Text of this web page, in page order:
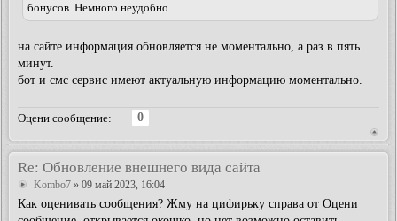
бонусов. Немного неудобно
на сайте информация обновляется не моментально, а раз в пять
минут.
бот и смс сервис имеют актуальную информацию моментально.
Оцени сообщение:
0
Re: Обновление внешнего вида сайта
Kombo7 » 09 май 2023, 16:04
Как оценивать сообщения? Жму на цифирьку справа от Оцени